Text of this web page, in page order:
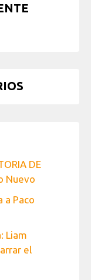
DE
Nuevo
a Paco
Liam
el